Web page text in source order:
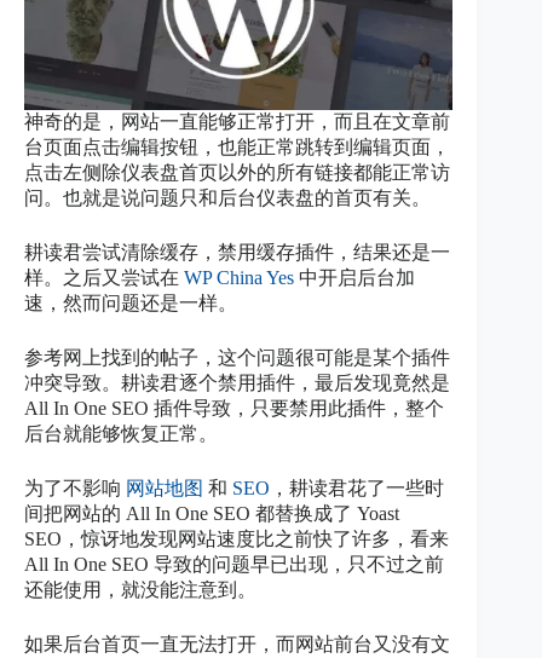
神奇的是，网站一直能够正常打开，而且在文章前
台页面点击编辑按钮，也能正常跳转到编辑页面，
点击左侧除仪表盘首页以外的所有链接都能正常访
问。也就是说问题只和后台仪表盘的首页有关。
耕读君尝试清除缓存，禁用缓存插件，结果还是一
样。之后又尝试在 WP China Yes 中开启后台加
速，然而问题还是一样。
参考网上找到的帖子，这个问题很可能是某个插件
冲突导致。耕读君逐个禁用插件，最后发现竟然是
All In One SEO 插件导致，只要禁用此插件，整个
后台就能够恢复正常。
为了不影响 网站地图 和 SEO ，耕读君花了一些时
间把网站的 All In One SEO 都替换成了 Yoast
SEO，惊讶地发现网站速度比之前快了许多，看来
All In One SEO 导致的问题早已出现，只不过之前
还能使用，就没能注意到。
如果后台首页一直无法打开，而网站前台又没有文